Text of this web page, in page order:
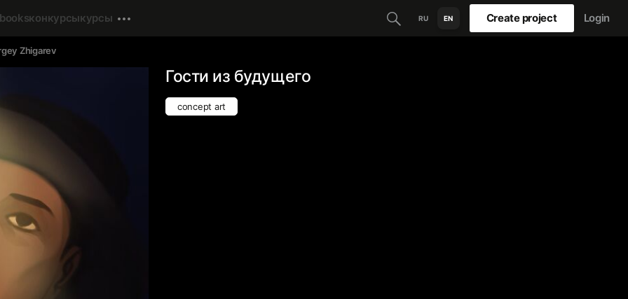
конкурсыкурсы RU EN Create project Login
Zhigarev
Гости из будущего
concept art